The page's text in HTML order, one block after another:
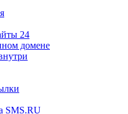
24
домене
SMS.RU